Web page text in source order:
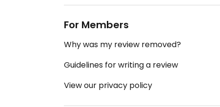
For Members
Why was my review removed?
Guidelines for writing a review
View our privacy policy